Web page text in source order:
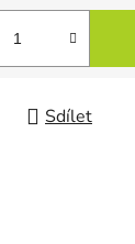
Sdílet